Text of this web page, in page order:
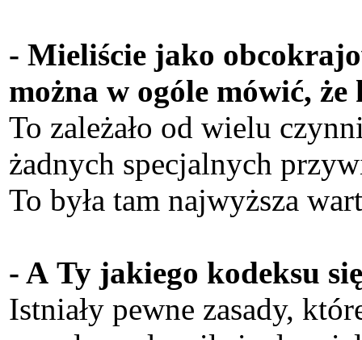
- Mieliście jako
można w ogóle mówić,
To zależało od wielu
żadnych specjalnych
To była tam najwyższa
- A Ty jakiego kodeksu
Istniały pewne zasady,